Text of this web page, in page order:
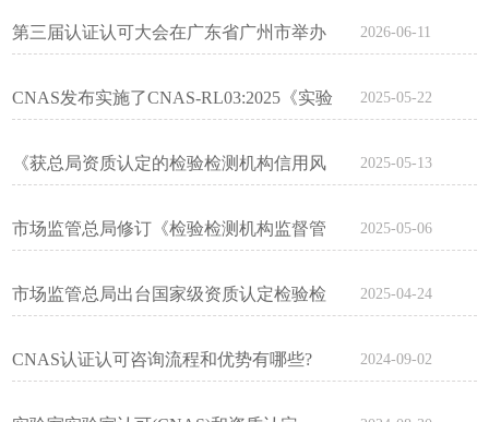
第三届认证认可大会在广东省广州市举办 2026-06-11
CNAS发布实施了CNAS-RL03:2025《实验 2025-05-22
《获总局资质认定的检验检测机构信用风 2025-05-13
市场监管总局修订《检验检测机构监督管 2025-05-06
市场监管总局出台国家级资质认定检验检 2025-04-24
CNAS认证认可咨询流程和优势有哪些? 2024-09-02